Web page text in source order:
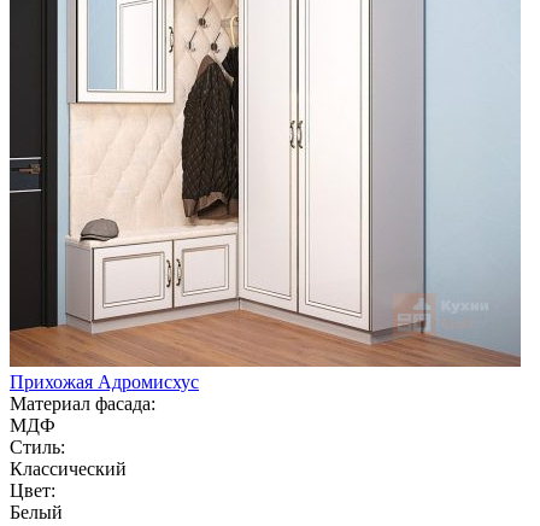
Прихожая Адромисхус
Материал фасада:
МДФ
Стиль:
Классический
Цвет:
Белый